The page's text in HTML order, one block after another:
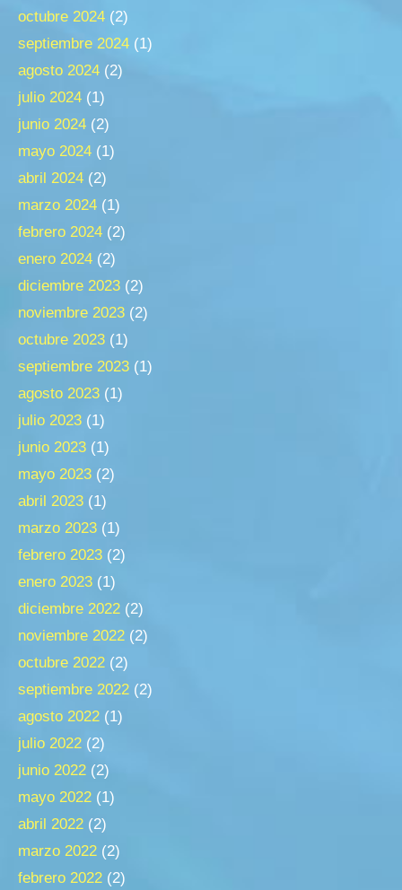
octubre 2024 (2)
septiembre 2024 (1)
agosto 2024 (2)
julio 2024 (1)
junio 2024 (2)
mayo 2024 (1)
abril 2024 (2)
marzo 2024 (1)
febrero 2024 (2)
enero 2024 (2)
diciembre 2023 (2)
noviembre 2023 (2)
octubre 2023 (1)
septiembre 2023 (1)
agosto 2023 (1)
julio 2023 (1)
junio 2023 (1)
mayo 2023 (2)
abril 2023 (1)
marzo 2023 (1)
febrero 2023 (2)
enero 2023 (1)
diciembre 2022 (2)
noviembre 2022 (2)
octubre 2022 (2)
septiembre 2022 (2)
agosto 2022 (1)
julio 2022 (2)
junio 2022 (2)
mayo 2022 (1)
abril 2022 (2)
marzo 2022 (2)
febrero 2022 (2)